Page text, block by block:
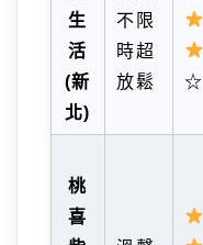
生
活
(新
北)
不限
時超
放鬆
☆
桃
喜